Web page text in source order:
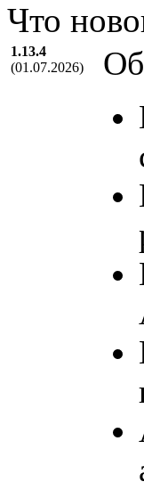
Что
1.13.4
(01.07.2026)